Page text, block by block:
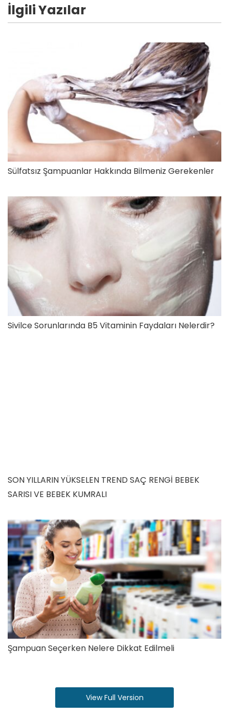
İlgili Yazılar
Sülfatsız Şampuanlar Hakkında Bilmeniz Gerekenler
Sivilce Sorunlarında B5 Vitaminin Faydaları Nelerdir?
SON YILLARIN YÜKSELEN TREND SAÇ RENGİ BEBEK
SARISI VE BEBEK KUMRALI
Şampuan Seçerken Nelere Dikkat Edilmeli
View Full Version